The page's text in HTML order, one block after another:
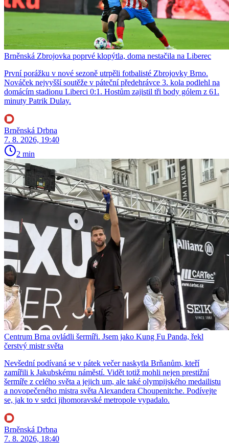
Brněnská Zbrojovka poprvé klopýtla, doma nestačila na Liberec
První porážku v nové sezoně utrpěli fotbalisté Zbrojovky Brno.
Nováček nejvyšší soutěže v páteční předehrávce 3. kola podlehl na
domácím stadionu Liberci 0:1. Hostům zajistil tři body gólem z 61.
minuty Patrik Dulay.
Brněnská Drbna
7. 8. 2026, 19:40
2 min
Centrum Brna ovládli šermíři. Jsem jako Kung Fu Panda, řekl
čerstvý mistr světa
Nevšední podívaná se v pátek večer naskytla Brňanům, kteří
zamířili k Jakubskému náměstí. Vidět totiž mohli nejen prestižní
šermíře z celého světa a jejich um, ale také olympijského medailistu
a novopečeného mistra světa Alexandera Choupenitche. Podívejte
se, jak to v srdci jihomoravské metropole vypadalo.
Brněnská Drbna
7. 8. 2026, 18:40